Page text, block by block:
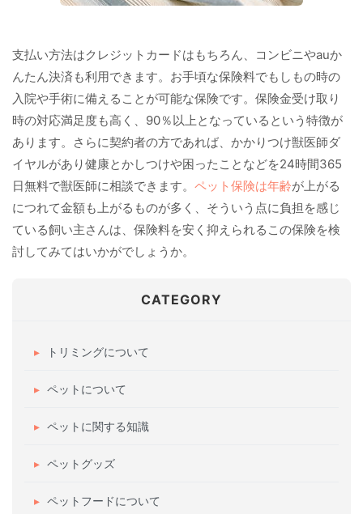
支払い方法はクレジットカードはもちろん、コンビニやauか
んたん決済も利用できます。お手頃な保険料でもしもの時の
入院や手術に備えることが可能な保険です。保険金受け取り
時の対応満足度も高く、90％以上となっているという特徴が
あります。さらに契約者の方であれば、かかりつけ獣医師ダ
イヤルがあり健康とかしつけや困ったことなどを24時間365
日無料で獣医師に相談できます。 ペット保険は年齢が上がる
につれて金額も上がるものが多く、そういう点に負担を感じ
ている飼い主さんは、保険料を安く抑えられるこの保険を検
討してみてはいかがでしょうか。
CATEGORY
トリミングについて
ペットについて
ペットに関する知識
ペットグッズ
ペットフードについて